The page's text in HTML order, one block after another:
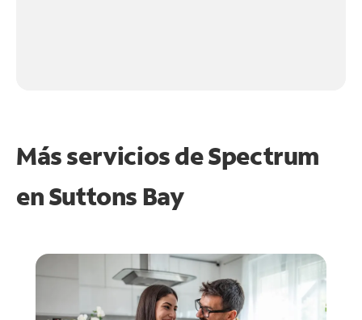
Más servicios de Spectrum
enSuttons Bay